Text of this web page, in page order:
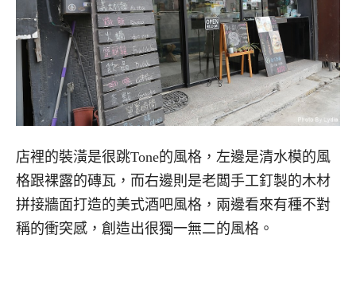
店裡的裝潢是很跳Tone的風格，左邊是清水模的風
格跟裸露的磚瓦，而右邊則是老闆手工釘製的木材
拼接牆面打造的美式酒吧風格，兩邊看來有種不對
稱的衝突感，創造出很獨一無二的風格。